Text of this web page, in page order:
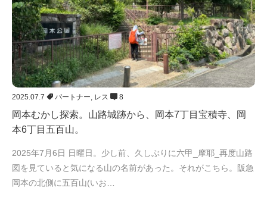
2025.07.7 パートナー レス 8
岡本むかし探索。山路城跡から、岡本7丁目宝積寺、岡
本6丁目五百山。
2025年7月6日 日曜日。少し前、久しぶりに六甲_摩耶_再度山路
図を見ていると気になる山の名前があった。それがこちら。阪急
岡本の北側に五百山(いお…